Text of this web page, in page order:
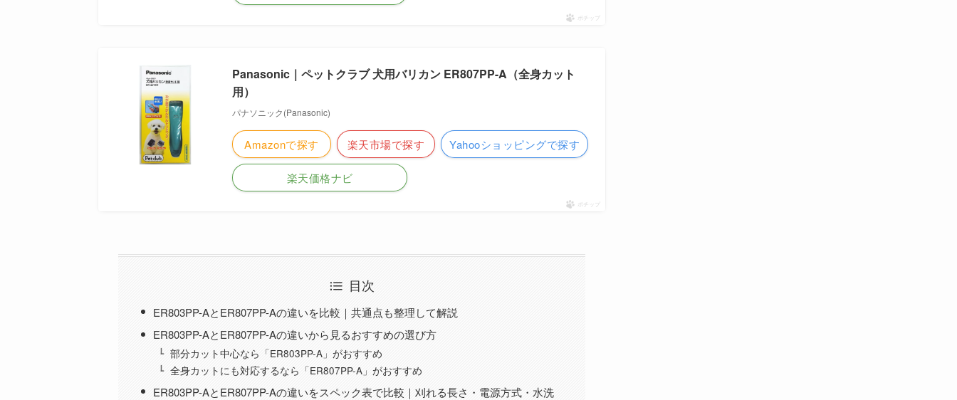
ポチップ
Panasonic｜ペットクラブ 犬用バリカン ER807PP-A（全身カット
用）
パナソニック(Panasonic)
Amazonで探す 楽天市場で探す Yahooショッピングで探す
楽天価格ナビ
ポチップ
目次
ER803PP-AとER807PP-Aの違いを比較｜共通点も整理して解説
ER803PP-AとER807PP-Aの違いから見るおすすめの選び方
部分カット中心なら「ER803PP-A」がおすすめ
全身カットにも対応するなら「ER807PP-A」がおすすめ
ER803PP-AとER807PP-Aの違いをスペック表で比較｜刈れる長さ・電源方式・水洗